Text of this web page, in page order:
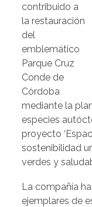
contribuido a
la restauración
del
emblemático
Parque Cruz
Conde de
Córdoba
mediante la
especies
proyecto
sostenibilidad
verdes y
La compañía
ejemplares de